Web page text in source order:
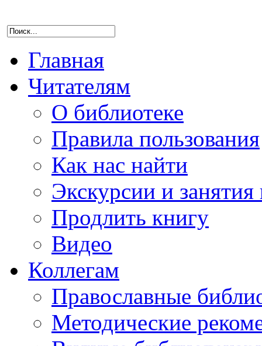
Главная
Читателям
О библиотеке
Правила пользования
Как нас найти
Экскурсии и занятия
Продлить книгу
Видео
Коллегам
Православные
Методические